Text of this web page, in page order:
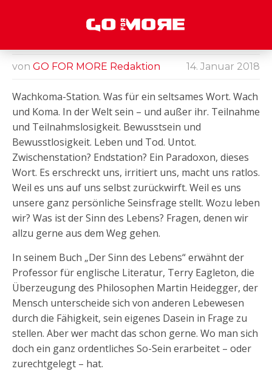
DAS INNERE LEUCHTEN
"Es ist
schön zu
leben
anfangen
ist, immer,
in jedem
Augenblick.“
Cesare
Pavese
von GO FOR MORE Redaktion 14. Januar 2018
Wachkoma-Station. Was für ein seltsames Wort. Wach
und Koma. In der Welt sein – und außer ihr. Teilnahme
und Teilnahmslosigkeit. Bewusstsein und
Bewusstlosigkeit. Leben und Tod. Untot.
Zwischenstation? Endstation? Ein Paradoxon, dieses
Wort. Es erschreckt uns, irritiert uns, macht uns ratlos.
Weil es uns auf uns selbst zurückwirft. Weil es uns
unsere ganz persönliche Seinsfrage stellt. Wozu leben
wir? Was ist der Sinn des Lebens? Fragen, denen wir
allzu gerne aus dem Weg gehen.
In seinem Buch „Der Sinn des Lebens“ erwähnt der
Professor für englische Literatur, Terry Eagleton, die
Überzeugung des Philosophen Martin Heidegger, der
Mensch unterscheide sich von anderen Lebewesen
durch die Fähigkeit, sein eigenes Dasein in Frage zu
stellen. Aber wer macht das schon gerne. Wo man sich
doch ein ganz ordentliches So-Sein erarbeitet – oder
zurechtgelegt – hat.